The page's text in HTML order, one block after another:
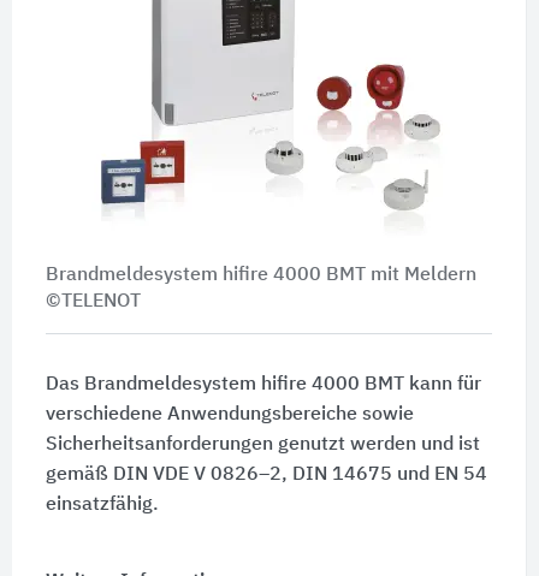
Brandmeldesystem hifire 4000 BMT mit Meldern
©TELENOT
Das Brandmeldesystem hifire 4000 BMT kann für
verschiedene Anwendungsbereiche sowie
Sicherheitsanforderungen genutzt werden und ist
gemäß DIN VDE V 0826–2, DIN 14675 und EN 54
einsatzfähig.